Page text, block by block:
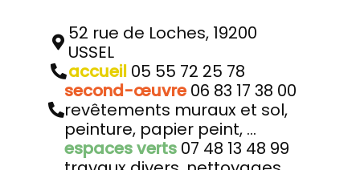
52 rue de Loches, 19200
USSEL
accueil 05 55 72 25 78
second-œuvre 06 83 17 38 00
revêtements muraux et sol,
peinture, papier peint, …
espaces verts 07 48 13 48 99